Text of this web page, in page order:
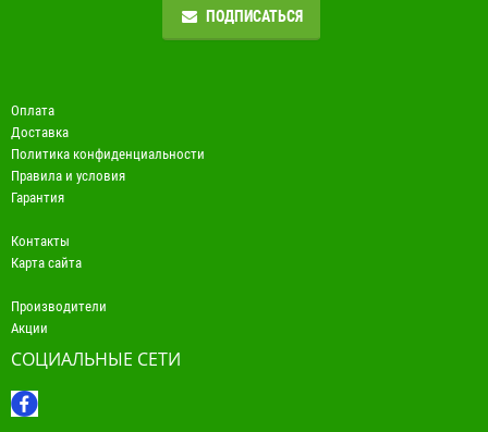
ПОДПИСАТЬСЯ
Оплата
Доставка
Политика конфиденциальности
Правила и условия
Гарантия
Контакты
Карта сайта
Производители
Акции
СОЦИАЛЬНЫЕ СЕТИ